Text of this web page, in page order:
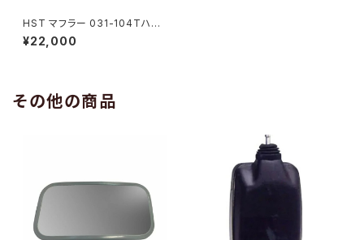
HST マフラー 031-104Tハイ
エース TRH229W 4WD トヨ
タ 本体オールステンレス パイプ
¥22,000
その他の商品